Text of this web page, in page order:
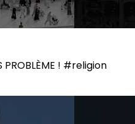
PROBLÈME ! #religion